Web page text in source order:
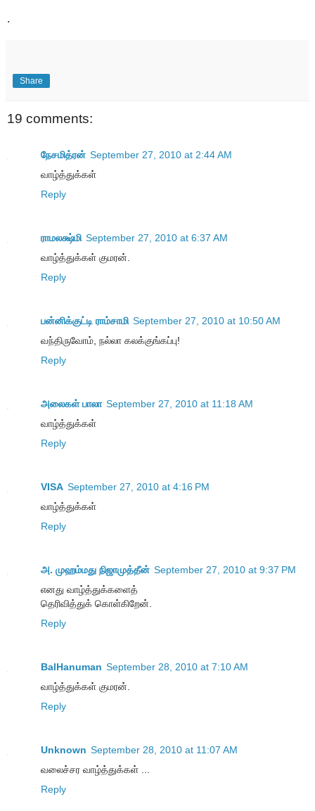
.
Share
19 comments:
நேசமித்ரன் September 27, 2010 at 2:44 AM
வாழ்த்துக்கள்
Reply
ராமலக்ஷ்மி September 27, 2010 at 6:37 AM
வாழ்த்துக்கள் குமரன்.
Reply
பன்னிக்குட்டி ராம்சாமி September 27, 2010 at 10:50 AM
வந்திருவோம், நல்லா கலக்குங்கப்பு!
Reply
அலைகள் பாலா September 27, 2010 at 11:18 AM
வாழ்த்துக்கள்
Reply
VISA September 27, 2010 at 4:16 PM
வாழ்த்துக்கள்
Reply
அ. முஹம்மது நிஜாமுத்தீன் September 27, 2010 at 9:37 PM
எனது வாழ்த்துக்களைத்
தெரிவித்துக் கொள்கிறேன்.
Reply
BalHanuman September 28, 2010 at 7:10 AM
வாழ்த்துக்கள் குமரன்.
Reply
Unknown September 28, 2010 at 11:07 AM
வலைச்சர வாழ்த்துக்கள் ...
Reply